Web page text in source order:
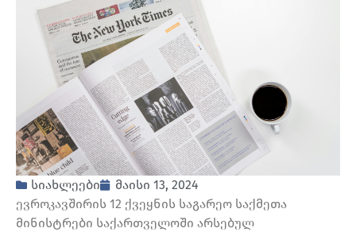
სიახლეები
მაისი 13, 2024
ევროკავშირის 12 ქვეყნის საგარეო საქმეთა
მინისტრები საქართველოში არსებულ